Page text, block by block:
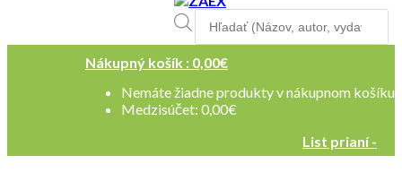
Nákupný košík : 0,00€
Nemáte žiadne produkty v nákupnom košíku
Medzisúčet: 0,00€
List prianí -
Products
search